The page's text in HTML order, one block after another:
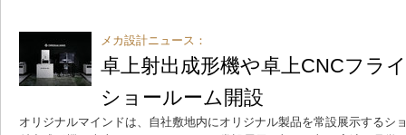
メカ設計ニュース：
卓上射出成形機や卓上CNCフラ
ショールーム開設
オリジナルマインドは、自社敷地内にオリジナル製品を常設展示するシ